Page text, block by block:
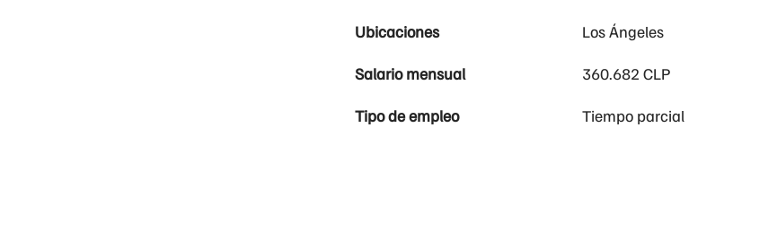
Ubicaciones Los Ángeles
Salario mensual 360.682 CLP
Tipo de empleo Tiempo parcial